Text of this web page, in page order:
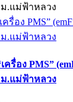
รื่อง PMS”
.แม่ฟ้าหลวง
รื่อง PMS”
.แม่ฟ้าหลวง